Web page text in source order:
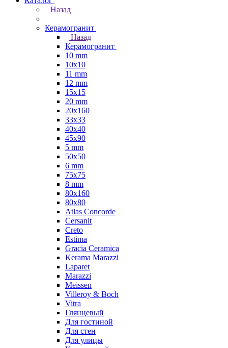
Назад
Керамогранит
Назад
Керамогранит
10 mm
10x10
11 mm
12 mm
15x15
20 mm
20х160
33x33
40х40
45x90
5 mm
50x50
6 mm
75х75
8 mm
80x160
80x80
Atlas Concorde
Cersanit
Creto
Estima
Gracia Ceramica
Kerama Marazzi
Laparet
Marazzi
Meissen
Villeroy & Boch
Vitra
Глянцевый
Для гостиной
Для стен
Для улицы